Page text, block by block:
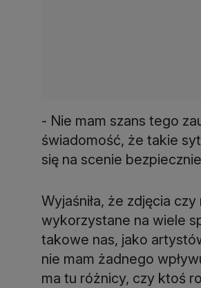
- Nie mam szans tego
świadomość, że takie
się na scenie
Wyjaśniła, że zdjęcia
wykorzystane na wiele
takowe nas, jako
nie mam żadnego
ma tu różnicy, czy ktoś